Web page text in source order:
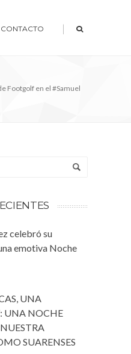
CONTACTO |
Footgolf en el #Samuel
celebró su
emotiva Noche
UNA
UNA NOCHE
SUARENSES